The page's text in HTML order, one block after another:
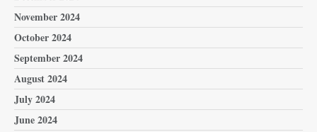
November 2024
October 2024
September 2024
August 2024
July 2024
June 2024